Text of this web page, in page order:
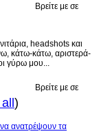
Βρείτε με σε
headshots και
κάτω-κάτω, αριστερά-
γύρω μου...
Βρείτε με σε
)
ανατρέψουν τα